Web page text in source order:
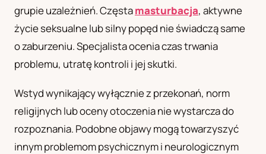
grupie uzależnień. Częstamasturbacja, aktywne
życie seksualne lub silny popęd nie świadczą same
o zaburzeniu. Specjalista ocenia czas trwania
problemu, utratę kontroli i jej skutki.
Wstyd wynikający wyłącznie z przekonań, norm
religijnych lub oceny otoczenia nie wystarcza do
rozpoznania. Podobne objawy mogą towarzyszyć
innym problemom psychicznym i neurologicznym